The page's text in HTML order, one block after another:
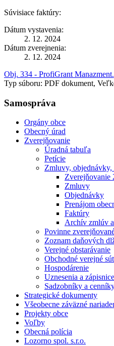
Súvisiace faktúry:
Dátum vystavenia:
2. 12. 2024
Dátum zverejnenia:
2. 12. 2024
Obj. 334 - ProfiGrant
Typ súboru: PDF dokument,
Samospráva
Orgány obce
Obecný úrad
Zverejňovanie
Úradná tabuľa
Petície
Zmluvy,
Zverejňovanie
Zmluvy
Objednávky
Prenájom
Faktúry
Archív zmlúv
Povinne
Zoznam daňových
Verejné obstarávanie
Obchodné verejné
Hospodárenie
Uznesenia a zápisnice
Sadzobníky a
Strategické dokumenty
Všeobecne záväzné
Projekty obce
Voľby
Obecná polícia
Lozorno spol. s.r.o.